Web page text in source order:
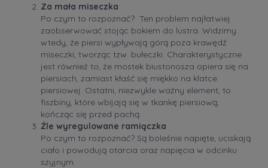
Za mała miseczka
Po czym to rozpoznać? Ten problem najłatwiej
zaobserwować stojąc bokiem do lustra. Widzimy
wtedy, że piersi wypływają górą poza krawędź
miseczki, tworząc tzw. bułeczki. Charakterystyczne
jest również to, że mostek biustonosza opiera się na
piersiach, zamiast kłaść się miękko na klatce
piersiowej. Ostatni, niezwykle ważny element, to
fiszbiny, które wbijają się w tkankę piersiową,
kończąc się przed pachą.
Źle wyregulowane ramiączka
Po czym to rozpoznać? Są boleśnie napięte, uciskają
ciało i powodują otarcia oraz napięcia w odcinku
szyjnym.